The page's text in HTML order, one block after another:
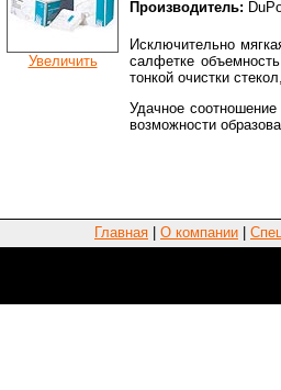
Увеличить
Производитель:
Исключительно
салфетке
тонкой очистки
Удачное
возможности
Главная О компании